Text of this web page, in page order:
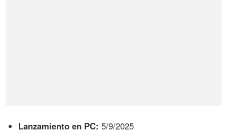
Lanzamiento en PC: 5/9/2025